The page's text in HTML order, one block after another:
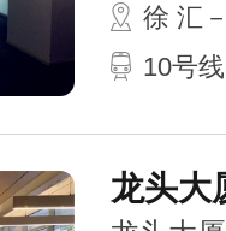
徐 汇
10号
龙头大